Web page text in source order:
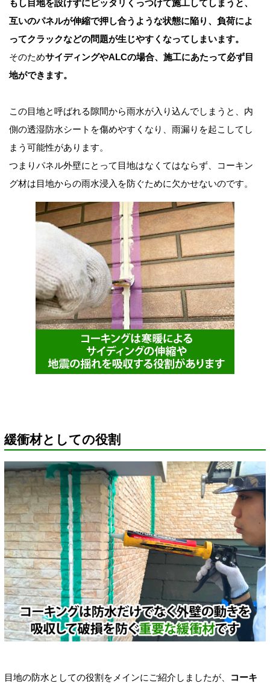
もし目地を設けずにピッタリくっつけて施工してしまうと、
互いのパネルが伸縮で押し合うような状態に陥り、負荷によ
ってクラックなどの問題が生じやすくなってしまいます。
そのためサイディングやALCの場合、施工にあたって必ず目
地ができます。
この目地と呼ばれる隙間から雨水が入り込んでしまうと、内
側の透湿防水シートを傷めやすくなり、雨漏りを起こしてし
まう可能性があります。
つまりパネル外壁にとって目地はなくてはならず、コーキン
グ材は目地からの雨水浸入を防ぐために欠かせないのです。
緩衝材としての役割
目地の防水としての役割をメインにご紹介しましたが、 コーキ